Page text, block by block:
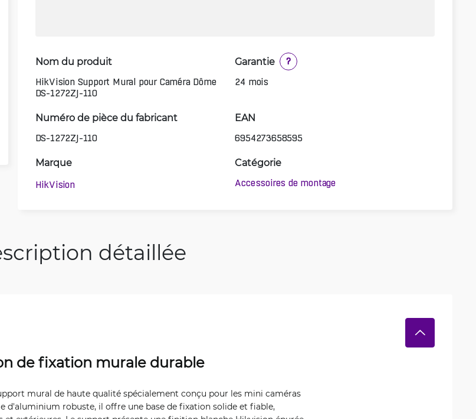
Nom du produit
HikVision Support Mural pour Caméra Dôme
DS-1272ZJ-110
Garantie
?
24 mois
Numéro de pièce du fabricant
DS-1272ZJ-110
EAN
6954273658595
Marque
HikVision
Catégorie
Accessoires de montage
détaillée
de fixation murale durable
mural de haute qualité spécialement conçu pour les mini caméras
d'aluminium robuste, il offre une base de fixation solide et fiable,